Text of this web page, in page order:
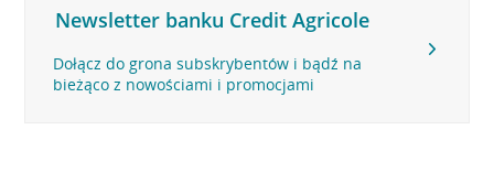
Newsletter banku Credit Agricole
Dołącz do grona subskrybentów i bądź na
bieżąco z nowościami i promocjami